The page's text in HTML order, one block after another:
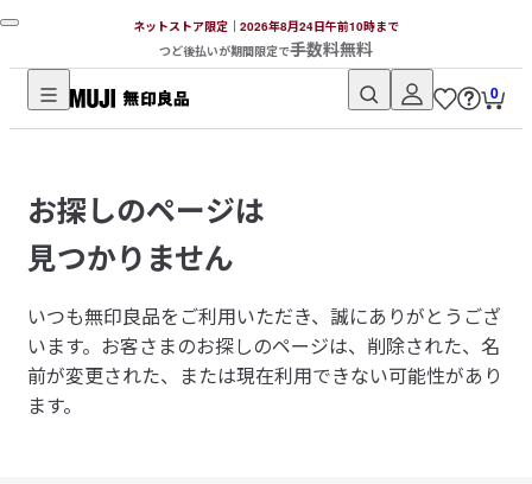
ネットストア限定｜2026年8月24日午前10時まで
つど後払いが期間限定で手数料無料
無
品
ネ
ッ
ト
ス
ト
ア
0
お探しのページは
見つかりません
いつも無印良品をご利用いただき、誠にありがとうござ
います。 お客さまのお探しのページは、削除された、名
前が変更された、または現在利用できない可能性があり
ます。